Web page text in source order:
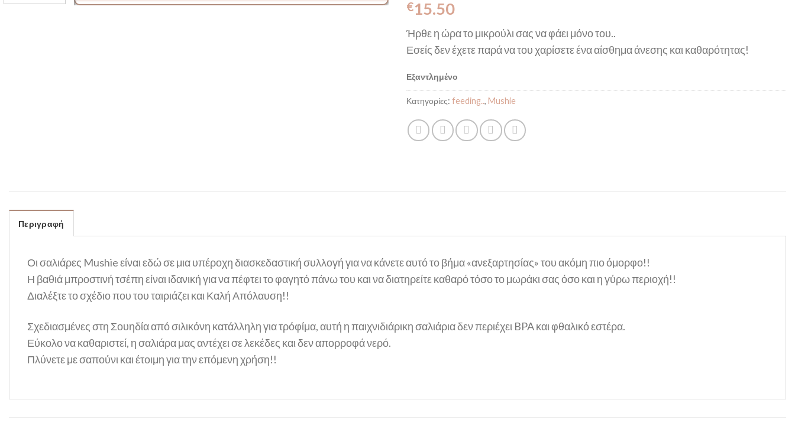
€15.50
Ήρθε η ώρα το μικρούλι σας να φάει μόνο του..
Εσείς δεν έχετε παρά να του χαρίσετε ένα αίσθημα άνεσης και καθαρότητας!
Εξαντλημένο
Κατηγορίες: feeding.., Mushie
Περιγραφή
Οι σαλιάρες Mushie είναι εδώ σε μια υπέροχη διασκεδαστική συλλογή για να κάνετε αυτό το βήμα «ανεξαρτησίας» του ακόμη πιο όμορφο!!
Η βαθιά μπροστινή τσέπη είναι ιδανική για να πέφτει το φαγητό πάνω του και να διατηρείτε καθαρό τόσο το μωράκι σας όσο και η γύρω περιοχή!!
Διαλέξτε το σχέδιο που του ταιριάζει και Καλή Απόλαυση!!
Σχεδιασμένες στη Σουηδίααπό σιλικόνη κατάλληλη για τρόφίμα, αυτή η παιχνιδιάρικη σαλιάρια δεν περιέχει BPA και φθαλικό εστέρα.
Εύκολο να καθαριστεί, η σαλιάρα μας αντέχει σε λεκέδες και δεν απορροφά νερό.
Πλύνετε με σαπούνι και έτοιμη για την επόμενη χρήση!!